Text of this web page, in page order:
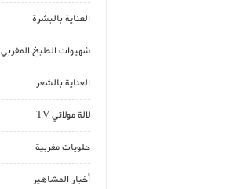
العناية بالبشرة
شهيوات الطبخ المغربي
العناية بالشعر
لالة مولاتي TV
حلويات مغربية
أخبار المشاهير